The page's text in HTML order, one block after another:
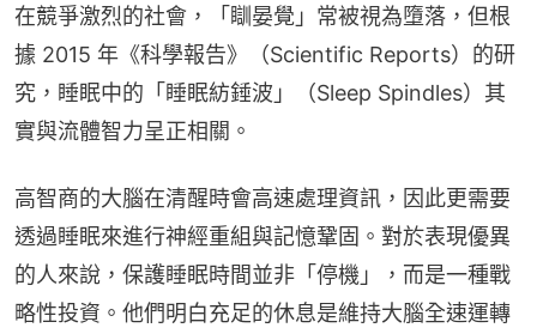
在競爭激烈的社會，「瞓晏覺」常被視為墮落，但根
據 2015 年《科學報告》（Scientific Reports）的研
究，睡眠中的「睡眠紡錘波」（Sleep Spindles）其
實與流體智力呈正相關。
高智商的大腦在清醒時會高速處理資訊，因此更需要
透過睡眠來進行神經重組與記憶鞏固。對於表現優異
的人來說，保護睡眠時間並非「停機」，而是一種戰
略性投資。他們明白充足的休息是維持大腦全速運轉